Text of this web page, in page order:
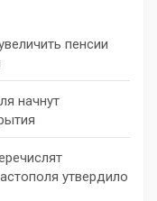
пенсии
начнут
утвердило